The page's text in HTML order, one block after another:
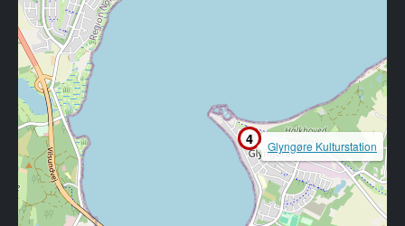
4 Glyngøre Kulturstation